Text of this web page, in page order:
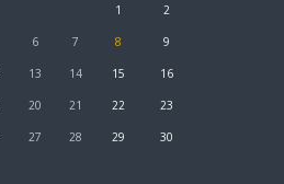
1 2
6 7 8 9
13 14 15 16
20 21 22 23
27 28 29 30